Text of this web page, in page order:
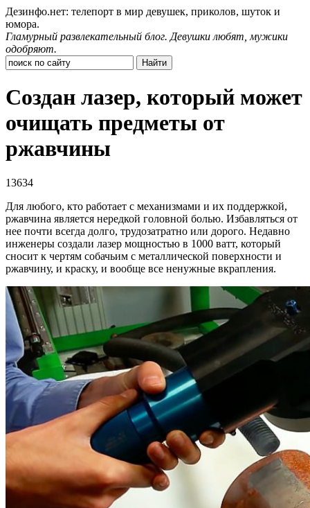
Дезинфо.нет: телепорт в мир девушек, приколов, шуток и
юмора.
Гламурный развлекательный блог. Девушки любят, мужики
одобряют.
Создан лазер, который может
очищать предметы от
ржавчины
13634
Для любого, кто работает с механизмами и их поддержкой,
ржавчина является нередкой головной болью. Избавляться от
нее почти всегда долго, трудозатратно или дорого. Недавно
инженеры создали лазер мощностью в 1000 ватт, который
сносит к чертям собачьим с металлической поверхности и
ржавчину, и краску, и вообще все ненужные вкрапления.